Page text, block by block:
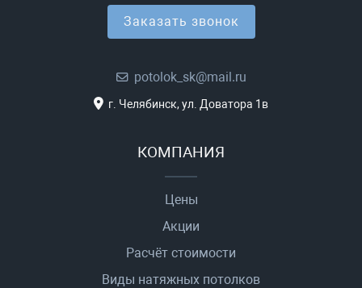
Заказать звонок
potolok_sk@mail.ru
г. Челябинск, ул. Доватора 1в
КОМПАНИЯ
Цены
Акции
Расчёт стоимости
Виды натяжных потолков